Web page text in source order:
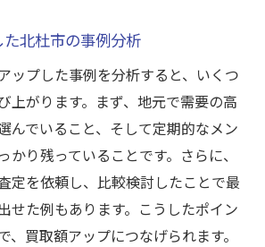
に見る納得査定のポイント
取現場で重視される査定基準とは
ッフが語る納得査定の極意を紹介
現場経験が活きる査定のポイント
の声から学ぶトラブル回避法
役立つ買取現場の実践知識
査定における注意点を詳しく解説
北杜市の事例分析
ップした事例を分析すると、いくつ
上がります。まず、地元で需要の高
んでいること、そして定期的なメン
かり残っていることです。さらに、
定を依頼し、比較検討したことで最
せた例もあります。こうしたポイン
、買取額アップにつなげられます。